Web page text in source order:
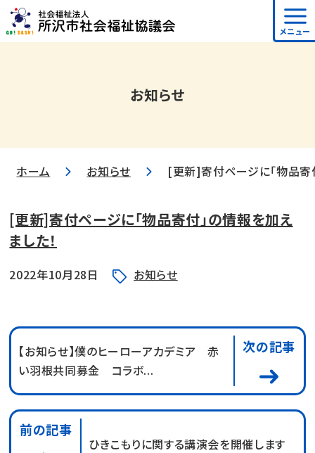
メニュー
お知らせ
ホーム お知らせ [更新]寄付ページに「物品寄
[更新]寄付ページに「物品寄付」の情報を加え
ました！
2022年10月28日 お知らせ
前の記事
ひきこもりに関する講演会を開催します
【お知らせ】僕のヒーローアカデミア 赤
い羽根共同募金 コラボ...
次の記事